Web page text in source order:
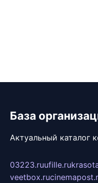
База
Актуальный каталог
03223.ruufille.ru
veetbox.ru